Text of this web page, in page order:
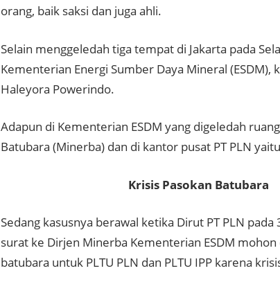
orang, baik saksi dan juga ahli.
Selain menggeledah tiga tempat di Jakarta pada
Kementerian Energi Sumber Daya Mineral (ESDM),
Haleyora Powerindo.
Adapun di Kementerian ESDM yang digeledah
Batubara (Minerba) dan di kantor pusat PT PLN
Krisis Pasokan Batubara
Sedang kasusnya berawal ketika Dirut PT PLN
surat ke Dirjen Minerba Kementerian ESDM
batubara untuk PLTU PLN dan PLTU IPP karena